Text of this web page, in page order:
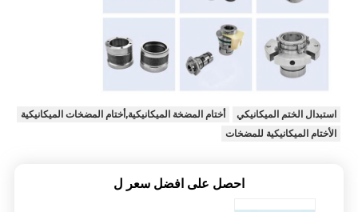
استبدال الختم الميكانيكي
أختام المضخة الميكانيكية,أختام المضخات الميكانيكية
الأختام الميكانيكية للمضخات
احصل على افضل سعر ل